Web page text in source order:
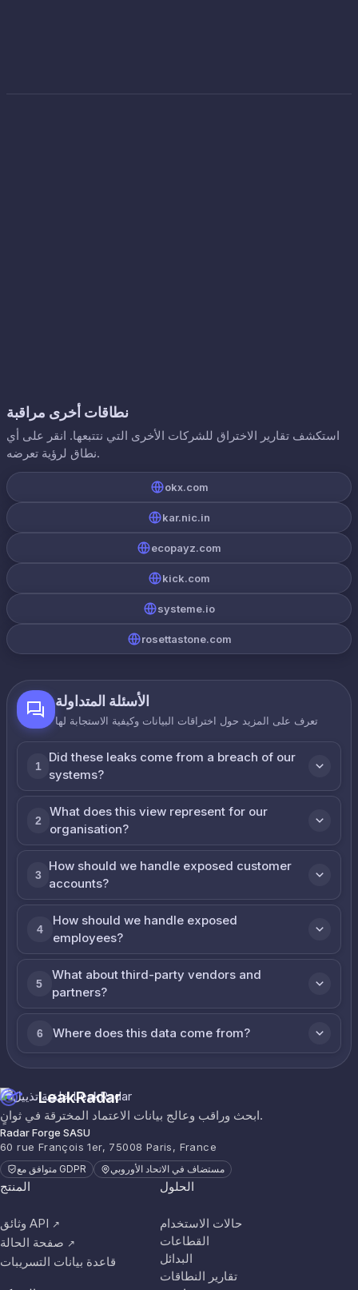
نطاقات أخرى مراقبة
استكشف تقارير الاختراق للشركات الأخرى التي نتتبعها. انقر على أي
نطاق لرؤية تعرضه.
okx.com
kar.nic.in
ecopayz.com
kick.com
systeme.io
rosettastone.com
الأسئلة المتداولة
تعرف على المزيد حول اختراقات البيانات وكيفية الاستجابة لها
1
Did these leaks come from a breach of our
systems?
2
What does this view represent for our
organisation?
3
How should we handle exposed customer
accounts?
4
How should we handle exposed
employees?
5
What about third-party vendors and
partners?
6 Where does this data come from?
LeakRadar
ابحث وراقب وعالج بيانات الاعتماد المخترقة في ثوانٍ.
Radar Forge SASU
60 rue François 1er, 75008 Paris, France
متوافق مع GDPR مستضاف في الاتحاد الأوروبي
المنتج
وثائق API ↗
صفحة الحالة ↗
قاعدة بيانات التسريبات
الحلول
حالات الاستخدام
القطاعات
البدائل
تقارير النطاقات